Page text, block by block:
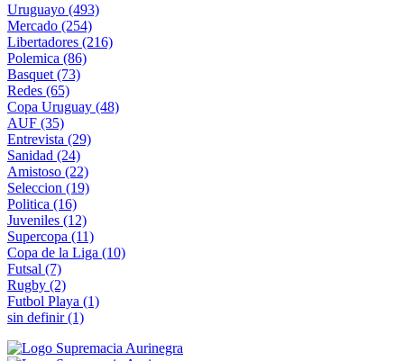
Uruguayo (493)
Mercado (254)
Libertadores (216)
Polemica (86)
Basquet (73)
Redes (65)
Copa Uruguay (48)
AUF (35)
Entrevista (29)
Sanidad (24)
Amistoso (22)
Seleccion (19)
Politica (16)
Juveniles (12)
Supercopa (11)
Copa de la Liga (10)
Futsal (7)
Rugby (2)
Futbol Playa (1)
sin definir(1)